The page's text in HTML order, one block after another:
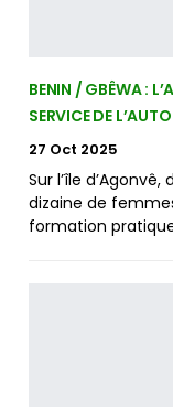
BENIN / GBÊWA :
SERVICE DE
27 Oct 2025
Sur l’île
dizaine de
formation